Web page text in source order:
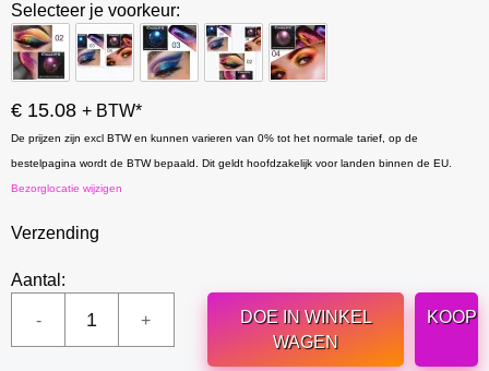
Selecteer je voorkeur:
€ 15.08 + BTW*
De prijzen zijn excl BTW en kunnen varieren van 0% tot het normale tarief, op de
bestelpagina wordt de BTW bepaald. Dit geldt hoofdzakelijk voor landen binnen de EU.
Bezorglocatie wijzigen
Verzending
Aantal:
DOE IN WINKEL
WAGEN
KOOP